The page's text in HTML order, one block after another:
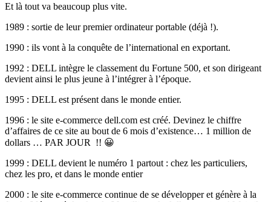
Et là tout va beaucoup plus vite.
1989 : sortie de leur premier ordinateur portable (déjà !).
1990 : ils vont à la conquête de l’international en exportant.
1992 : DELL intègre le classement du Fortune 500, et son dirigeant
devient ainsi le plus jeune à l’intégrer à l’époque.
1995 : DELL est présent dans le monde entier.
1996 : le site e-commerce dell.com est créé. Devinez le chiffre
d’affaires de ce site au bout de 6 mois d’existence… 1 million de
dollars … PAR JOUR !! 😀
1999 : DELL devient le numéro 1 partout : chez les particuliers,
chez les pro, et dans le monde entier
2000 : le site e-commerce continue de se développer et génère à la